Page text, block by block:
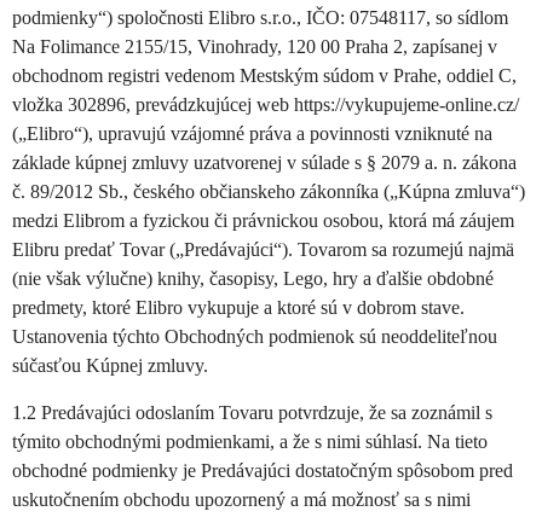
podmienky“) spoločnosti Elibro s.r.o., IČO: 07548117, so sídlom
Na Folimance 2155/15, Vinohrady, 120 00 Praha 2, zapísanej v
obchodnom registri vedenom Mestským súdom v Prahe, oddiel C,
vložka 302896, prevádzkujúcej web https://vykupujeme-online.cz/
(„Elibro“), upravujú vzájomné práva a povinnosti vzniknuté na
základe kúpnej zmluvy uzatvorenej v súlade s § 2079 a. n. zákona
č. 89/2012 Sb., českého občianskeho zákonníka („Kúpna zmluva“)
medzi Elibrom a fyzickou či právnickou osobou, ktorá má záujem
Elibru predať Tovar („Predávajúci“). Tovarom sa rozumejú najmä
(nie však výlučne) knihy, časopisy, Lego, hry a ďalšie obdobné
predmety, ktoré Elibro vykupuje a ktoré sú v dobrom stave.
Ustanovenia týchto Obchodných podmienok sú neoddeliteľnou
súčasťou Kúpnej zmluvy.
1.2 Predávajúci odoslaním Tovaru potvrdzuje, že sa zoznámil s
týmito obchodnými podmienkami, a že s nimi súhlasí. Na tieto
obchodné podmienky je Predávajúci dostatočným spôsobom pred
uskutočnením obchodu upozornený a má možnosť sa s nimi